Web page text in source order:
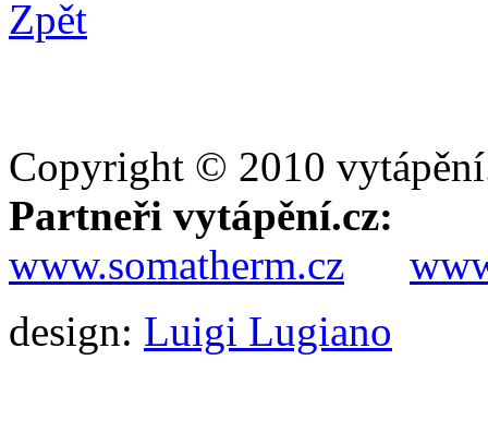
Zpět
Copyright © 2010
Partneři vytápění.cz:
www.somatherm.cz
design: Luigi Lugiano